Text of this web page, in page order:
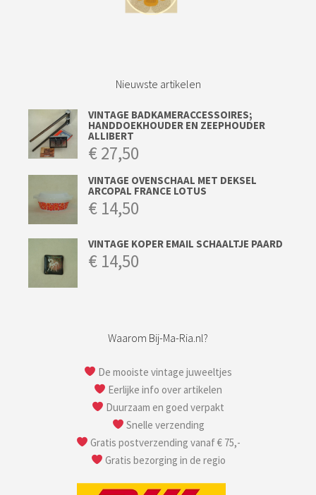
Nieuwste artikelen
VINTAGE BADKAMERACCESSOIRES;
HANDDOEKHOUDER EN ZEEPHOUDER
ALLIBERT
€27,50
VINTAGE OVENSCHAAL MET DEKSEL
ARCOPAL FRANCE LOTUS
€ 14,50
VINTAGE KOPER EMAIL SCHAALTJE PAARD
€ 14,50
Waarom Bij-Ma-Ria.nl?
De mooiste vintage juweeltjes
Eerlijke info over artikelen
Duurzaam en goed verpakt
Snelle verzending
Gratis postverzending vanaf € 75,-
Gratis bezorging in de regio